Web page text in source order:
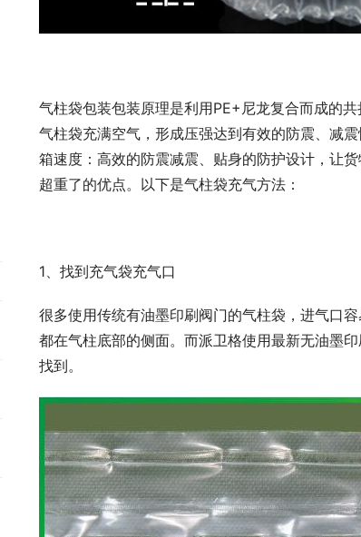
气柱袋包装包装原理是利用PE+尼龙复合而成的
气柱袋充满空气，形成压强达到有效的防震、减
箱速度：高效的防震减震、贴身的防护设计，让
超重了的优点。以下是气柱袋充气方法：
1、找到充气袋充气口
很多使用传统有油墨印刷阀门的气柱袋，进气口
都在气柱底部的侧面。而派卫格使用最新无油墨
找到。